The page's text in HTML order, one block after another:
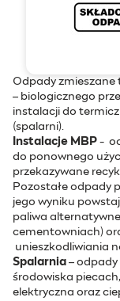
Odpady
– biologicznego
instalacji do
(spalarni).
Instalacje MBP -
do ponownego
przekazywane
Pozostałe odpady
jego wyniku
paliwa
cementowniach)
unieszkodliwiania
Spalarnia – odpady
środowiska
elektryczna oraz